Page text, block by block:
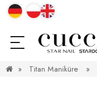
» Titan Maniküre »